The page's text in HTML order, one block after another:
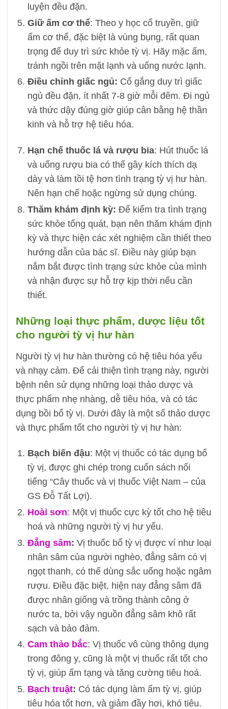
luyện đều đặn.
Giữ ấm cơ thể: Theo y học cổ truyền, giữ
ấm cơ thể, đặc biệt là vùng bụng, rất quan
trọng để duy trì sức khỏe tỳ vị. Hãy mặc ấm,
tránh ngồi trên mặt lạnh và uống nước lạnh.
Điều chỉnh giấc ngủ: Cố gắng duy trì giấc
ngủ đều đặn, ít nhất 7-8 giờ mỗi đêm. Đi ngủ
và thức dậy đúng giờ giúp cân bằng hệ thần
kinh và hỗ trợ hệ tiêu hóa.
Hạn chế thuốc lá và rượu bia: Hút thuốc lá
và uống rượu bia có thể gây kích thích dạ
dày và làm tồi tệ hơn tình trạng tỳ vị hư hàn.
Nên hạn chế hoặc ngừng sử dụng chúng.
Thăm khám định kỳ: Để kiểm tra tình trạng
sức khỏe tổng quát, bạn nên thăm khám định
kỳ và thực hiện các xét nghiệm cần thiết theo
hướng dẫn của bác sĩ. Điều này giúp bạn
nắm bắt được tình trạng sức khỏe của mình
và nhận được sự hỗ trợ kịp thời nếu cần
thiết.
Những loại thực phẩm, dược liệu tốt
cho người tỳ vị hư hàn
Người tỳ vị hư hàn thường có hệ tiêu hóa yếu
và nhạy cảm. Để cải thiện tình trạng này, người
bệnh nên sử dụng những loại thảo dược và
thực phẩm nhẹ nhàng, dễ tiêu hóa, và có tác
dụng bồi bổ tỳ vị. Dưới đây là một số thảo dược
và thực phẩm tốt cho người tỳ vị hư hàn:
Bạch biến đậu: Một vị thuốc có tác dụng bổ
tỳ vị, được ghi chép trong cuốn sách nổi
tiếng “Cây thuốc và vị thuốc Việt Nam – của
GS Đỗ Tất Lợi).
Hoài sơn: Một vị thuốc cực kỳ tốt cho hệ tiêu
hoá và những người tỳ vị hư yếu.
Đẳng sâm: Vị thuốc bổ tỳ vị được ví như loại
nhân sâm của người nghèo, đẳng sâm có vị
ngọt thanh, có thể dùng sắc uống hoặc ngâm
rượu. Điều đặc biệt, hiện nay đẳng sâm đã
được nhân giống và trồng thành công ở
nước ta, bởi vậy nguồn đẳng sâm khô rất
sạch và bảo đảm.
Cam thảo bắc: Vị thuốc vô cùng thông dụng
trong đông y, cũng là một vị thuốc rất tốt cho
tỳ vị, giúp ấm tạng và tăng cường tiêu hoá.
Bạch truật: Có tác dụng làm ấm tỳ vị, giúp
tiêu hóa tốt hơn, và giảm đầy hơi, khó tiêu.